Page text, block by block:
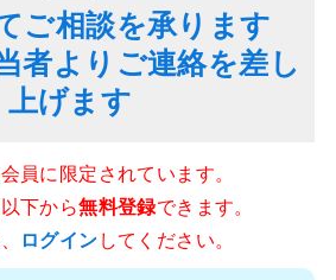
ご相談を承ります
者よりご連絡を差し
上げます
員に限定されています。
下から無料登録できます。
ログインしてください。